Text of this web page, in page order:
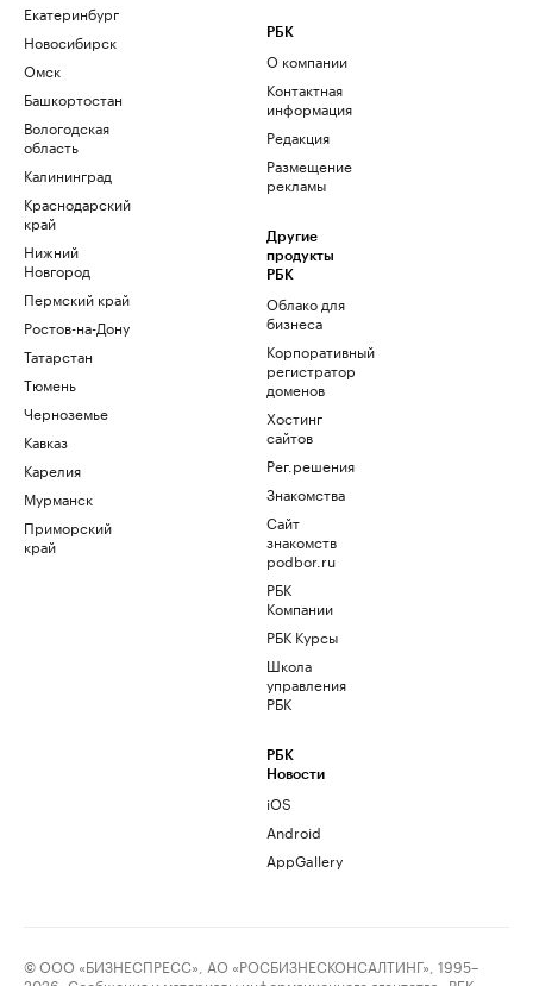
Екатеринбург
Новосибирск
Омск
Башкортостан
Вологодская
область
Калининград
Краснодарский
край
Нижний
Новгород
Пермский край
Ростов-на-Дону
Татарстан
Тюмень
Черноземье
Кавказ
Карелия
Мурманск
Приморский
край
РБК
О компании
Контактная
информация
Редакция
Размещение
рекламы
Другие
продукты
РБК
Облако для
бизнеса
Корпоративный
регистратор
доменов
Хостинг
сайтов
Рег.решения
Знакомства
Сайт
знакомств
podbor.ru
РБК
Компании
РБК Курсы
Школа
управления
РБК
РБК
Новости
iOS
Android
AppGallery
© ООО «БИЗНЕСПРЕСС», АО «РОСБИЗНЕСКОНСАЛТИНГ», 1995–